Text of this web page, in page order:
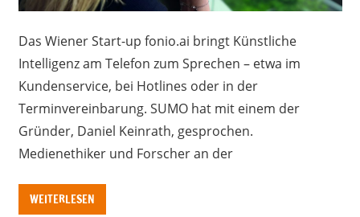
Das Wiener Start-up fonio.ai bringt Künstliche
Intelligenz am Telefon zum Sprechen – etwa im
Kundenservice, bei Hotlines oder in der
Terminvereinbarung. SUMO hat mit einem der
Gründer, Daniel Keinrath, gesprochen.
Medienethiker und Forscher an der
WEITERLESEN